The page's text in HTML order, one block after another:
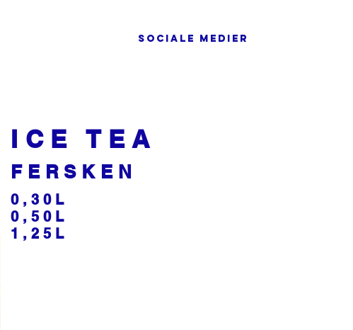
SOCIALE MEDIER
ICE TEA
FERSKEN
0,30L
0,50L
1,25L